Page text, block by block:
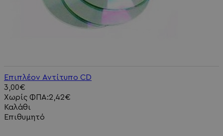
Επιπλέον Αντίτυπο CD
3,00€
Χωρίς ΦΠΑ:2,42€
Καλάθι
Επιθυμητό